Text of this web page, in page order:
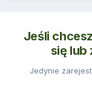
Jeśli
się lub
Jedynie